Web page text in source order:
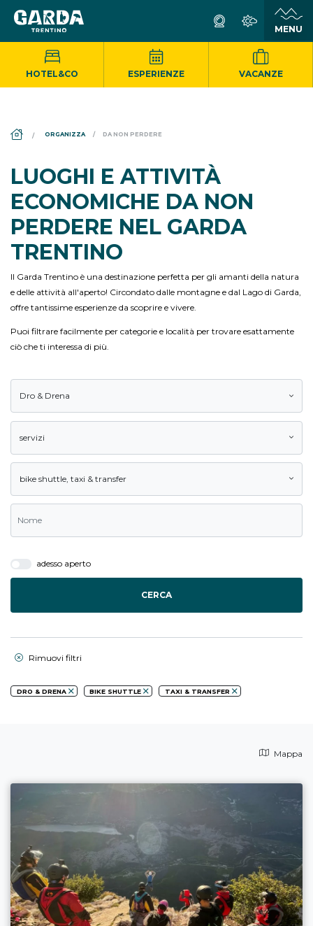
HOTEL&CO ESPERIENZE VACANZE
DS_BREADCRUMB.HOME
ORGANIZZA DA NON PERDERE
LUOGHI E ATTIVITÀ
ECONOMICHE DA NON
PERDERE NEL GARDA
TRENTINO
Il Garda Trentino è una destinazione perfetta per gli amanti della natura
e delle attività all'aperto! Circondato dalle montagne e dal Lago di Garda,
offre tantissime esperienze da scoprire e vivere.
Puoi filtrare facilmente per categorie e località per trovare esattamente
ciò che ti interessa di più.
Dro & Drena
servizi
bike shuttle taxi & transfer
adesso aperto
CERCA
Rimuovi filtri
DRO & DRENA BIKE SHUTTLE TAXI & TRANSFER
Mappa